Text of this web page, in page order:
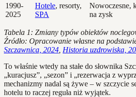
1990-
2025
Hotele, resorty,
SPA
Nowoczesne,
na zysk
Tabela 1: Zmiany typów obiektów
Źródło: Opracowanie własne na
Szczawnica, 2024 Historia uzdrowiska,
To właśnie wtedy na stałe do słownika
„kuracjusz”, „sezon” i „rezerwacja z
mechanizmy nadal są żywe – w szczycie
hotelu to raczej reguła niż wyjątek.